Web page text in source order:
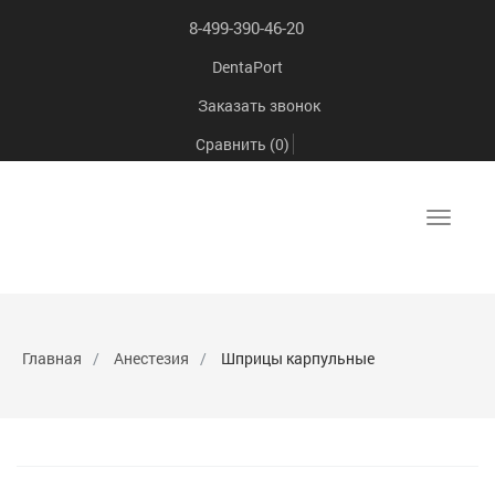
8-499-390-46-20
DentaPort
Заказать звонок
Сравнить (0)
Toggle
Главная Анестезия Шприцы карпульные